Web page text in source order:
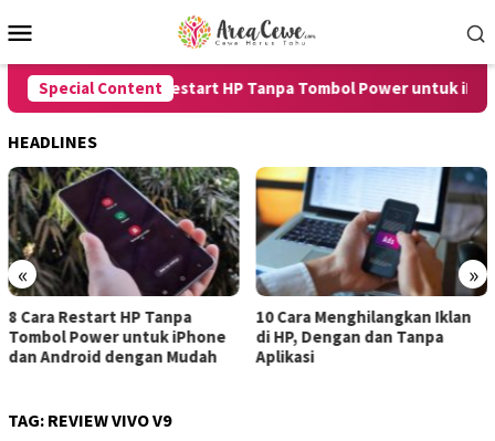
to
Menu
Special Content
8 Cara Restart HP Tanpa Tombol Power untuk iPhone
HEADLINES
« »
Tanpa
untuk iPhone
Mudah
10 Cara Menghilangkan Iklan
di HP, Dengan dan Tanpa
Aplikasi
7 Cara
untuk
TAG: REVIEW VIVO V9